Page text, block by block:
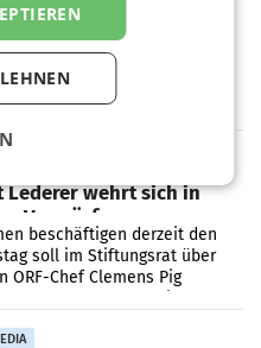
im Juli: Leapmotor
und
die 100.000er-Marke
erreichte Leapmotor einen
und lieferte weltweit
aus, womit sich das
Juli 2025 mehr als
Lederer wehrt sich in
Vorwürfe
beschäftigen derzeit den
soll im Stiftungsrat über
ORF-Chef Clemens Pig